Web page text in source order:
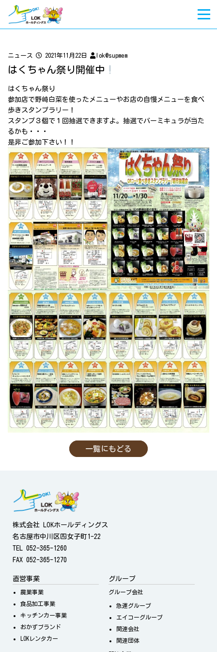
ニュース 2021年11月22日 lok@supmem
はくちゃん祭り開催中
はくちゃん祭り
参加店で野崎白菜を使ったメニューやお店の自慢メニューを食べ
歩きスタンプラリー！
スタンプ３個で１回抽選できますよ。抽選でバーミキュラが当た
るかも・・・
是非ご参加下さい！！
一覧にもどる
株式会社 LOKホールディングス
名古屋市中川区四女子町1-22
TEL 052-365-1260
FAX 052-365-1270
直営事業
農業事業
食品加工事業
キッチンカー事業
おかずブランド
LOKレンタカー
グループ
グループ会社
急運グループ
エイコーグループ
関連会社
関連団体